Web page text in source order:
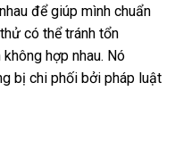
để giúp mình chuẩn
có thể tránh tổn
hợp nhau. Nó
bị chi phối bởi pháp luật